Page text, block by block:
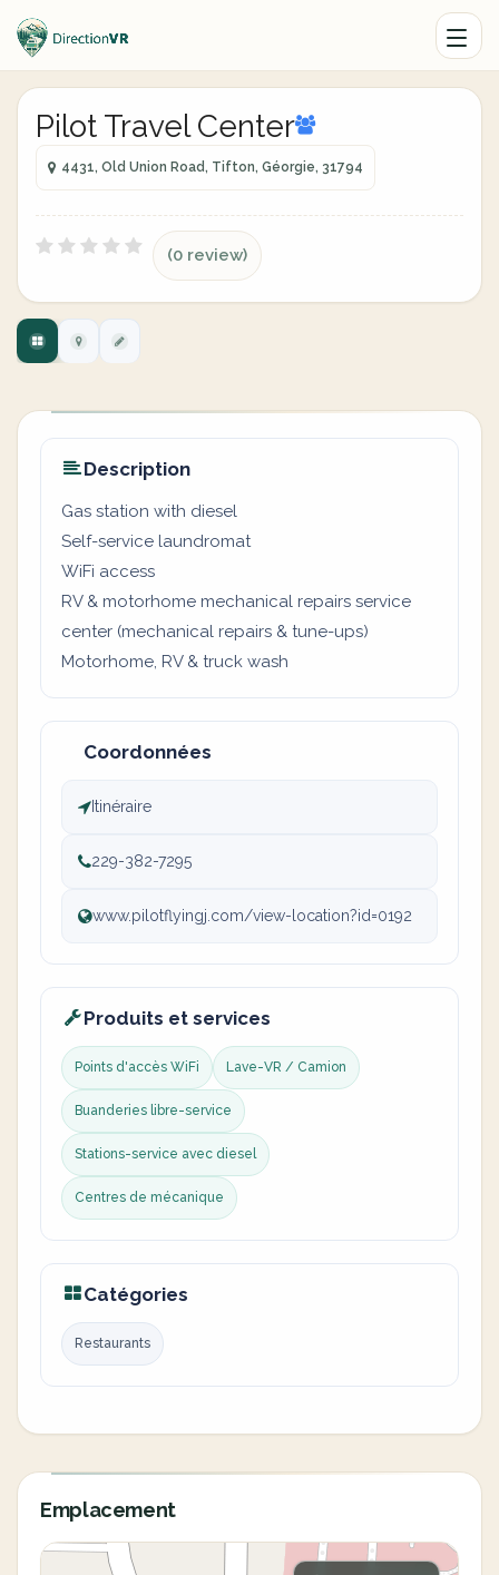
Pilot Travel Center
4431, Old Union Road, Tifton, Géorgie, 31794
(0 review)
Description
Gas station with diesel
Self-service laundromat
WiFi access
RV & motorhome mechanical repairs service
center (mechanical repairs & tune-ups)
Motorhome, RV & truck wash
Coordonnées
Itinéraire
229-382-7295
www.pilotflyingj.com/view-location?id=0192
Produits et services
Points d'accès WiFi Lave-VR / Camion
Buanderies libre-service
Stations-service avec diesel
Centres de mécanique
Catégories
Restaurants
Emplacement